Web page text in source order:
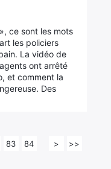
ce sont les mots
les policiers
La vidéo de
ont arrêté
et comment la
Des
83 84 > >>